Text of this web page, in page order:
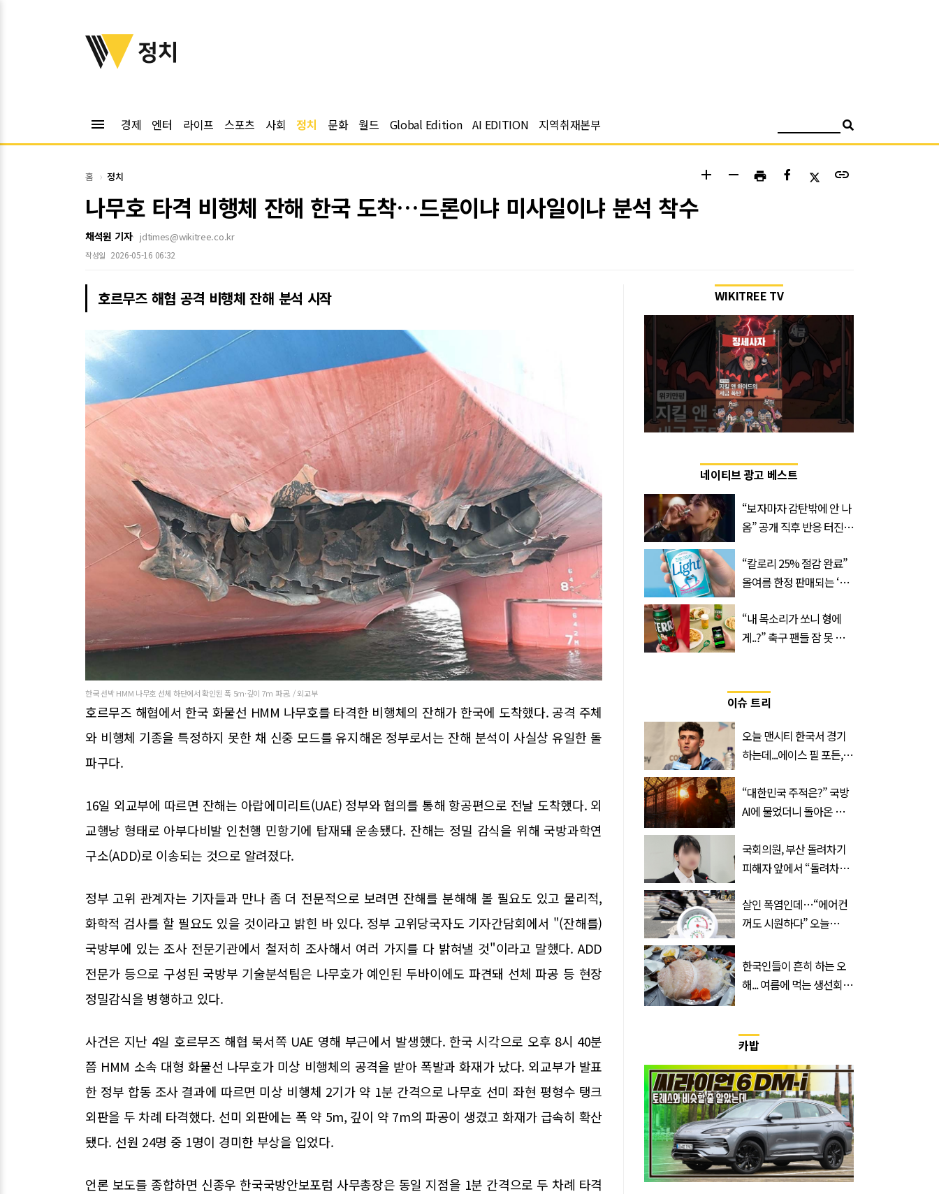
위키트리
정치
menu 경제 엔터 라이프 스포츠 사회 정치 문화 월드 Global Edition AI EDITION 지역취재본부
홈 정치 add remove print link
나무호 타격 비행체 잔해 한국 도착…드론이냐 미사일이냐 분석 착수
채석원 기자 jdtimes@wikitree.co.kr
작성일 2026-05-16 06:32
호르무즈 해협 공격 비행체 잔해 분석 시작
한국 선박 HMM 나무호 선체 하단에서 확인된 폭 5ｍ·깊이 7ｍ 파공. / 외교부
호르무즈 해협에서 한국 화물선 HMM 나무호를 타격한 비행체의 잔해가 한국에 도착했다. 공격 주체
와 비행체 기종을 특정하지 못한 채 신중 모드를 유지해온 정부로서는 잔해 분석이 사실상 유일한 돌
파구다.
16일 외교부에 따르면 잔해는 아랍에미리트(UAE) 정부와 협의를 통해 항공편으로 전날 도착했다. 외
교행낭 형태로 아부다비발 인천행 민항기에 탑재돼 운송됐다. 잔해는 정밀 감식을 위해 국방과학연
구소(ADD)로 이송되는 것으로 알려졌다.
정부 고위 관계자는 기자들과 만나 좀 더 전문적으로 보려면 잔해를 분해해 볼 필요도 있고 물리적,
화학적 검사를 할 필요도 있을 것이라고 밝힌 바 있다. 정부 고위당국자도 기자간담회에서 "(잔해를)
국방부에 있는 조사 전문기관에서 철저히 조사해서 여러 가지를 다 밝혀낼 것"이라고 말했다. ADD
전문가 등으로 구성된 국방부 기술분석팀은 나무호가 예인된 두바이에도 파견돼 선체 파공 등 현장
정밀감식을 병행하고 있다.
사건은 지난 4일 호르무즈 해협 북서쪽 UAE 영해 부근에서 발생했다. 한국 시각으로 오후 8시 40분
쯤 HMM 소속 대형 화물선 나무호가 미상 비행체의 공격을 받아 폭발과 화재가 났다. 외교부가 발표
한 정부 합동 조사 결과에 따르면 미상 비행체 2기가 약 1분 간격으로 나무호 선미 좌현 평형수 탱크
외판을 두 차례 타격했다. 선미 외판에는 폭 약 5m, 깊이 약 7m의 파공이 생겼고 화재가 급속히 확산
됐다. 선원 24명 중 1명이 경미한 부상을 입었다.
언론 보도를 종합하면 신종우 한국국방안보포럼 사무총장은 동일 지점을 1분 간격으로 두 차례 타격
WIKITREE TV
네이티브 광고 베스트
“보자마자 감탄밖에 안 나
옴” 공개 직후 반응 터진
“칼로리 25% 절감 완료”
올여름 한정 판매되는 ‘최
“내 목소리가 쏘니 형에
게..?” 축구 팬들 잠 못 들
이슈 트리
오늘 맨시티 한국서 경기
하는데...에이스 필 포든,
“대한민국 주적은?” 국방
AI에 물었더니 돌아온 뜻
국회의원, 부산 돌려차기
피해자 앞에서 “돌려차기
살인 폭염인데…“에어컨
꺼도 시원하다” 오늘
한국인들이 흔히 하는 오
해... 여름에 먹는 생선회가
카밥